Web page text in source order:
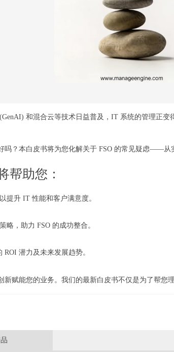
和混合云等技术日益普及，IT 系统的管理正
吗？本白皮书将为您化解关于 FSO 的常见疑虑——从
帮助您：
提升 IT 性能和客户满意度。
略，助力 FSO 的成功整合。
ROI 潜力及未来发展趋势。
新赋能您的业务。我们的最新白皮书不仅是为了帮您